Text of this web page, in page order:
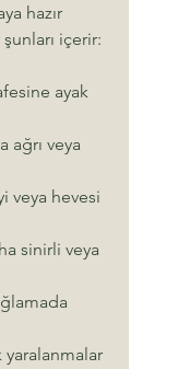
hazır
içerir:
ayak
ağrı veya
veya hevesi
sinirli veya